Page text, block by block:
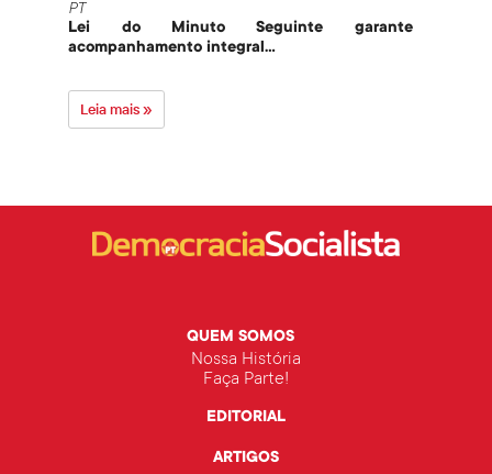
PT
Lei do Minuto Seguinte garante
acompanhamento integral...
Leia mais »
QUEM SOMOS
Nossa História
Faça Parte!
EDITORIAL
ARTIGOS